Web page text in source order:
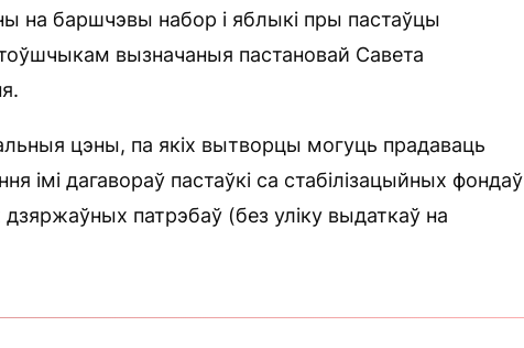
на баршчэвы набор і яблыкі пры пастаўцы
вызначаныя пастановай Савета
цэны, па якіх вытворцы могуць прадаваць
імі дагавораў пастаўкі са стабілізацыйных фондаў
дзяржаўных патрэбаў (без уліку выдаткаў на